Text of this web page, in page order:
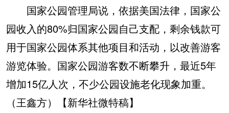
国家公园管理局说，依据美国法律，国家公
园收入的80%归国家公园自己支配，剩余钱款可
用于国家公园体系其他项目和活动，以改善游客
游览体验。国家公园游客数不断攀升，最近5年
增加15亿人次，不少公园设施老化现象加重。
（王鑫方）【新华社微特稿】